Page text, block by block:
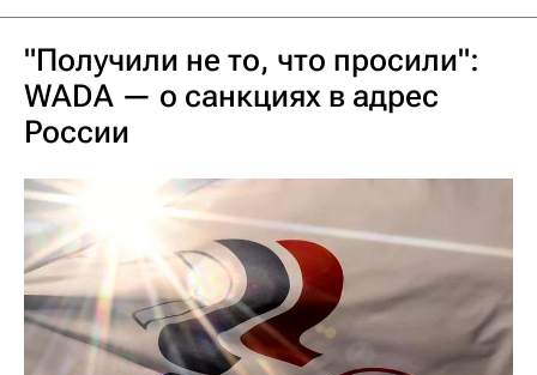
"Получили не то, что просили":
WADA — о санкциях в адрес
России